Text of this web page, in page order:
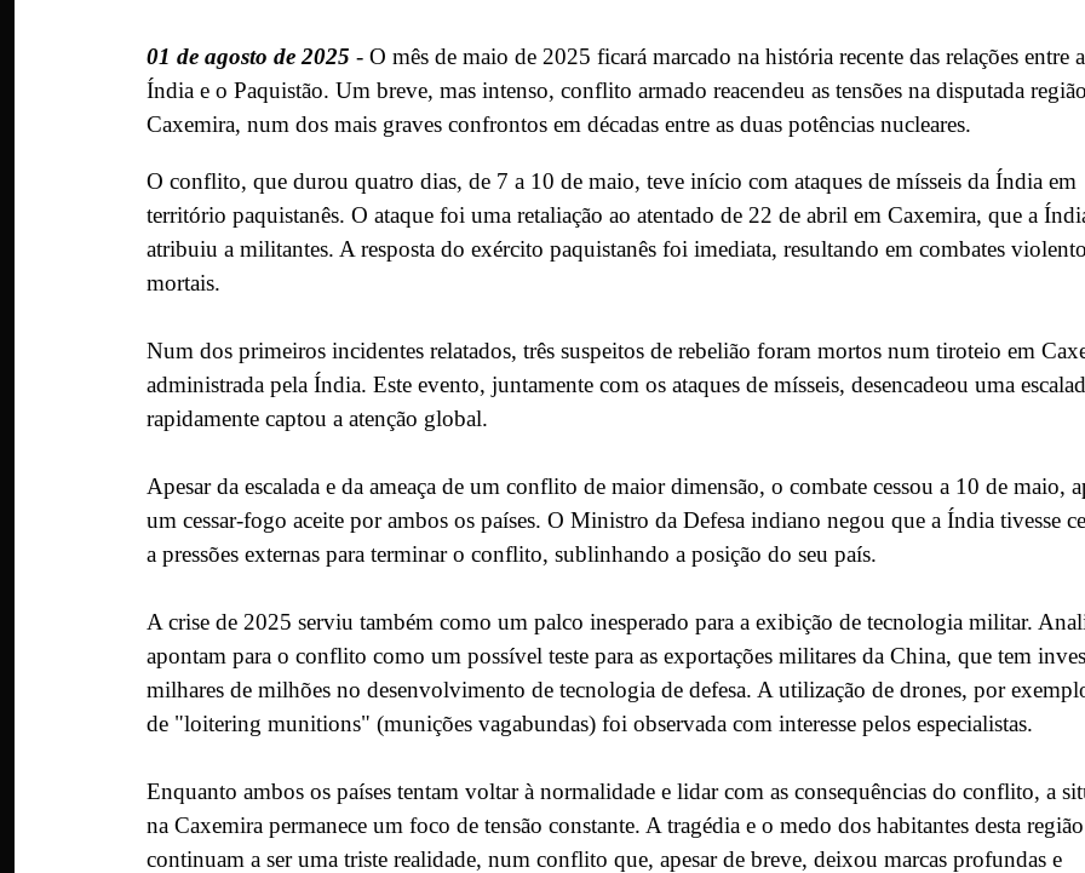
01 de agosto de 2025 - O mês de maio de 2025 ficará marcado na história recente das relações entre a
Índia e o Paquistão. Um breve, mas intenso, conflito armado reacendeu as tensões na disputada
Caxemira, num dos mais graves confrontos em décadas entre as duas potências nucleares.
O conflito, que durou quatro dias, de 7 a 10 de maio, teve início com ataques de mísseis da Índia em
território paquistanês. O ataque foi uma retaliação ao atentado de 22 de abril em Caxemira, que a
atribuiu a militantes. A resposta do exército paquistanês foi imediata, resultando em combates
mortais.
Num dos primeiros incidentes relatados, três suspeitos de rebelião foram mortos num tiroteio em
administrada pela Índia. Este evento, juntamente com os ataques de mísseis, desencadeou uma
rapidamente captou a atenção global.
Apesar da escalada e da ameaça de um conflito de maior dimensão, o combate cessou a 10 de maio,
um cessar-fogo aceite por ambos os países. O Ministro da Defesa indiano negou que a Índia tivesse
a pressões externas para terminar o conflito, sublinhando a posição do seu país.
A crise de 2025 serviu também como um palco inesperado para a exibição de tecnologia militar.
apontam para o conflito como um possível teste para as exportações militares da China, que tem
milhares de milhões no desenvolvimento de tecnologia de defesa. A utilização de drones, por
de "loitering munitions" (munições vagabundas) foi observada com interesse pelos especialistas.
Enquanto ambos os países tentam voltar à normalidade e lidar com as consequências do conflito, a
na Caxemira permanece um foco de tensão constante. A tragédia e o medo dos habitantes desta região
continuam a ser uma triste realidade, num conflito que, apesar de breve, deixou marcas profundas e